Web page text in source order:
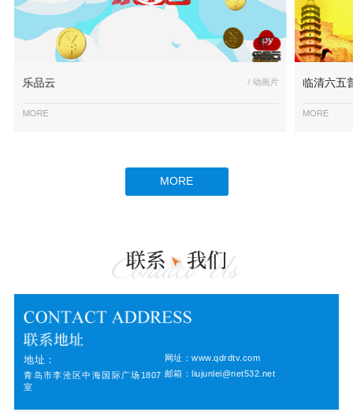
乐品云 / 动画片
MORE
临清六五
MORE
MORE
地址：
青岛市李沧区中海国际广场1807
室
网址：www.qdrdtv.com
邮箱：liujunlei@net532.net